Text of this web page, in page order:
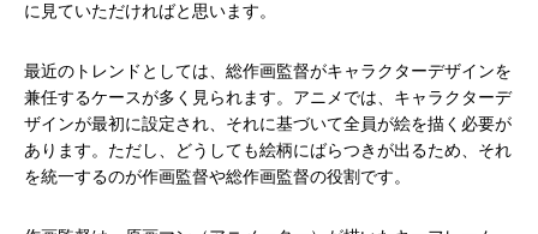
に見ていただければと思います。
最近のトレンドとしては、総作画監督がキャラクターデザインを
兼任するケースが多く見られます。アニメでは、キャラクターデ
ザインが最初に設定され、それに基づいて全員が絵を描く必要が
あります。ただし、どうしても絵柄にばらつきが出るため、それ
を統一するのが作画監督や総作画監督の役割です。